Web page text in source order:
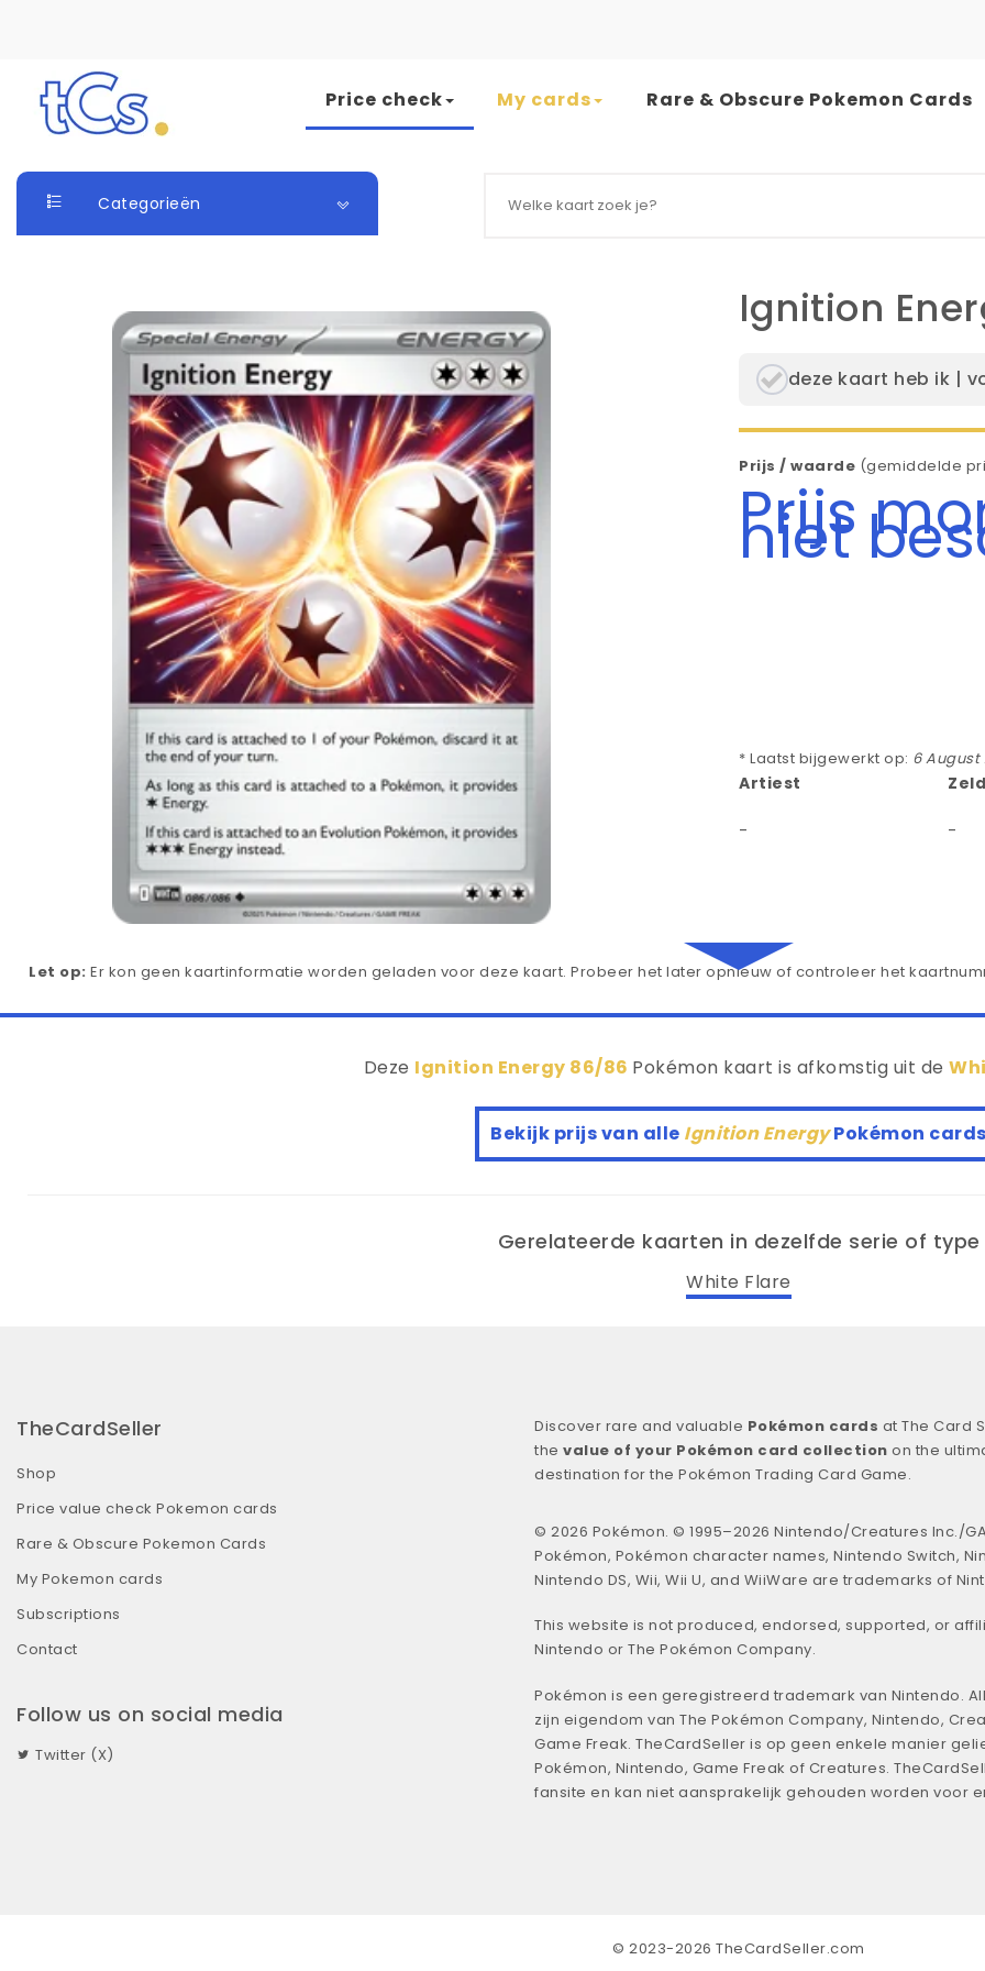
Skip to content
Price check My cards Rare & Obscure Pokemon Cards
Categorieën
Ignition
deze kaart heb ik |
Prijs / waarde (gemiddelde
Prijs
niet
* Laatst bijgewerkt op: 6 August
Artiest
- -
Let op: Er kon geen kaartinformatie worden geladen voor deze kaart. Probeer het later opnieuw of controleer het
Deze Ignition Energy 86/86 Pokémon kaart is afkomstig uit de
Bekijk prijs van alle Ignition EnergyPokémon cards
Gerelateerde kaarten in dezelfde serie of type
White Flare
TheCardSeller
Shop
Price value check Pokemon cards
Rare & Obscure Pokemon Cards
My Pokemon cards
Subscriptions
Contact
Follow us on social media
Twitter (X)
Discover rare and valuable Pokémon cards at The Card
the value of your Pokémon card collection on the
destination for the Pokémon Trading Card Game.
© 2026 Pokémon. © 1995–2026 Nintendo/Creatures Inc./
Pokémon, Pokémon character names, Nintendo Switch,
Nintendo DS, Wii, Wii U, and WiiWare are trademarks of
This website is not produced, endorsed, supported, or
Nintendo or The Pokémon Company.
Pokémon is een geregistreerd trademark van Nintendo.
zijn eigendom van The Pokémon Company, Nintendo,
Game Freak. TheCardSeller is op geen enkele manier
Pokémon, Nintendo, Game Freak of Creatures.
fansite en kan niet aansprakelijk gehouden worden voor
© 2023-2026 TheCardSeller.com